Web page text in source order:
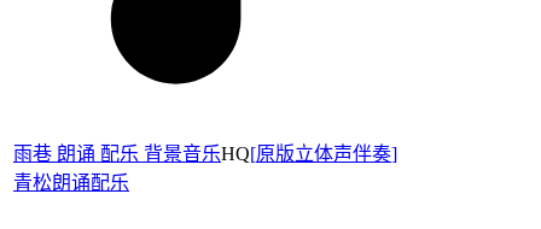
雨巷 朗诵 配乐 背景音乐HQ[原版立体声伴奏]
青松朗诵配乐